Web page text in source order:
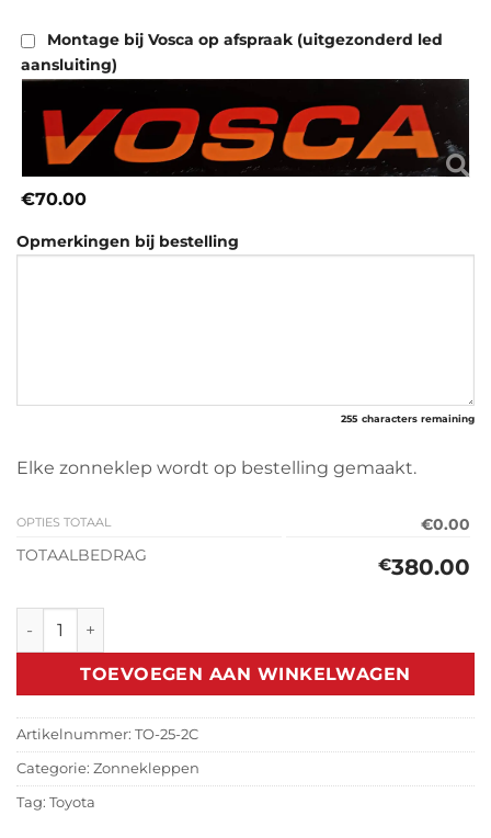
Montage bij Vosca op afspraak (uitgezonderd led
aansluiting)
€70.00
Opmerkingen bij bestelling
255 characters remaining
Elke zonneklep wordt op bestelling gemaakt.
OPTIES TOTAAL
€0.00
TOTAALBEDRAG
€380.00
Zonneklep Toyota Proace Max 2021> aantal
TOEVOEGEN AAN WINKELWAGEN
Artikelnummer: TO-25-2C
Categorie: Zonnekleppen
Tag: Toyota